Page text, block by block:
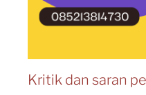
Kritik dan saran